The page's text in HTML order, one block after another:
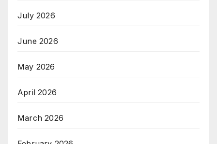
July 2026
June 2026
May 2026
April 2026
March 2026